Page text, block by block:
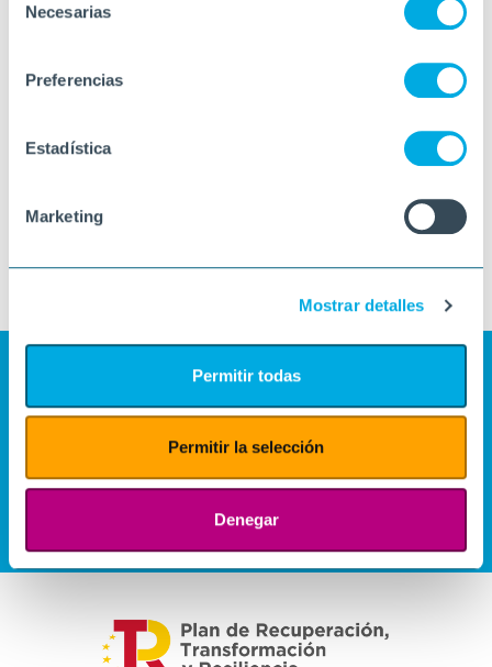
Necesarias
Preferencias
Estadística
Marketing
Mostrar detalles
Permitir todas
Permitir la selección
Denegar